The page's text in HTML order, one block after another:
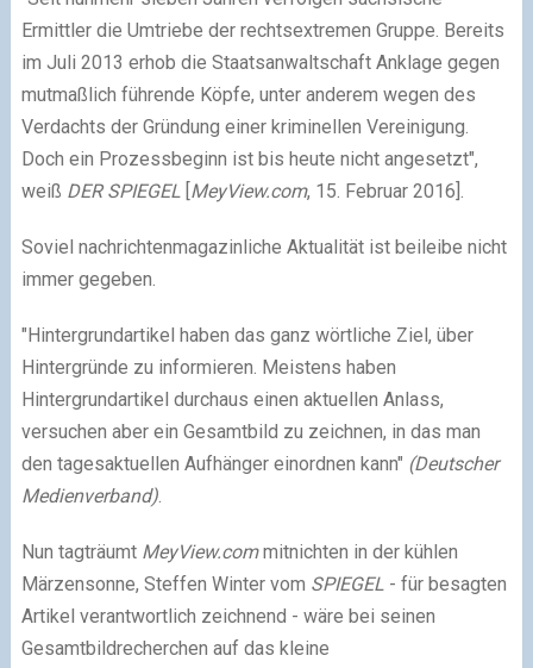
Ermittler die Umtriebe der rechtsextremen Gruppe. Bereits
im Juli 2013 erhob die Staatsanwaltschaft Anklage gegen
mutmaßlich führende Köpfe, unter anderem wegen des
Verdachts der Gründung einer kriminellen Vereinigung.
Doch ein Prozessbeginn ist bis heute nicht angesetzt",
weiß DER SPIEGEL[MeyView.com, 15. Februar 2016].
Soviel nachrichtenmagazinliche Aktualität ist beileibe nicht
immer gegeben.
"Hintergrundartikel haben das ganz wörtliche Ziel, über
Hintergründe zu informieren. Meistens haben
Hintergrundartikel durchaus einen aktuellen Anlass,
versuchen aber ein Gesamtbild zu zeichnen, in das man
den tagesaktuellen Aufhänger einordnen kann" (Deutscher
Medienverband).
Nun tagträumt MeyView.commitnichten in der kühlen
Märzensonne, Steffen Winter vom SPIEGEL- für besagten
Artikel verantwortlich zeichnend - wäre bei seinen
Gesamtbildrecherchen auf das kleine